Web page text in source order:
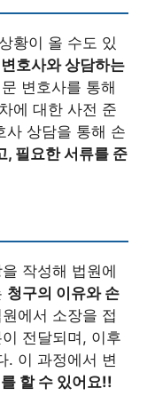
황이 올 수도 있
변호사와 상담하는
변호사를 통해
에 대한 사전 준
사 상담을 통해 손
, 필요한 서류를 준
작성해 법원에
청구의 이유와 손
에서 소장을 접
전달되며, 이후
. 이 과정에서 변
할 수 있어요!!